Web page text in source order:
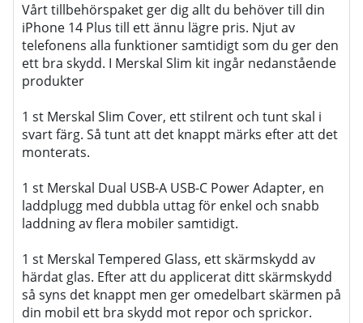
Vårt tillbehörspaket ger dig allt du behöver till din
iPhone 14 Plus till ett ännu lägre pris. Njut av
telefonens alla funktioner samtidigt som du ger den
ett bra skydd. I Merskal Slim kit ingår nedanstående
produkter
1 st Merskal Slim Cover, ett stilrent och tunt skal i
svart färg. Så tunt att det knappt märks efter att det
monterats.
1 st Merskal Dual USB-A USB-C Power Adapter, en
laddplugg med dubbla uttag för enkel och snabb
laddning av flera mobiler samtidigt.
1 st Merskal Tempered Glass, ett skärmskydd av
härdat glas. Efter att du applicerat ditt skärmskydd
så syns det knappt men ger omedelbart skärmen på
din mobil ett bra skydd mot repor och sprickor.